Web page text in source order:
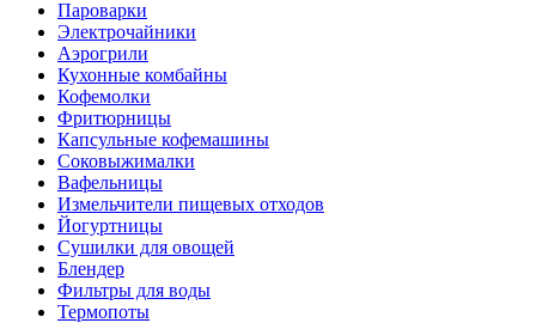
Пароварки
Электрочайники
Аэрогрили
Кухонные комбайны
Кофемолки
Фритюрницы
Капсульные кофемашины
Соковыжималки
Вафельницы
Измельчители пищевых отходов
Йогуртницы
Сушилки для овощей
Блендер
Фильтры для воды
Термопоты